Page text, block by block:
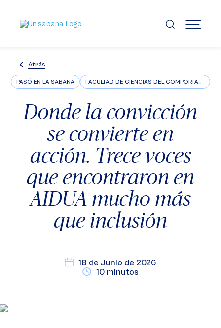
contenido
principal
MENÚ
Atrás
PASÓ EN LA SABANA FACULTAD DE CIENCIAS DEL COMPORTAMIENTO
Donde la convicción
se convierte en
acción. Trece voces
que encontraron en
AIDUA mucho más
que inclusión
18 de Junio de 2026
10 minutos